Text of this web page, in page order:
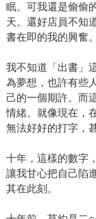
眠。可我還是偷偷
天。還好店員不知
書在即的我的興奮。
我不知道「出書」
為夢想，也許有些
己的一個期許。而
情緒。就像現在，
無法好好的打字，
十年，這樣的數字
讓我甘心把自己陷
其在此刻。